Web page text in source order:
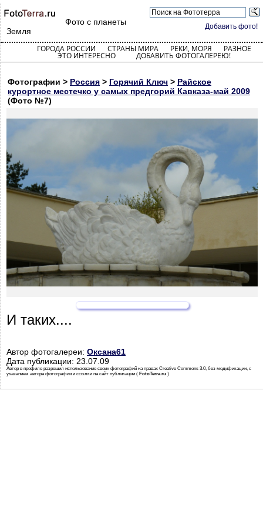
Добавить фото!
Фото с планеты
Земля
ГОРОДА РОССИИ СТРАНЫ МИРА РЕКИ, МОРЯ РАЗНОЕ
ЭТО ИНТЕРЕСНО ДОБАВИТЬ ФОТОГАЛЕРЕЮ!
Фотографии > Россия > Горячий Ключ > Райское
курортное местечко у самых предгорий Кавказа-май 2009
(Фото №7)
И таких....
Автор фотогалереи: Оксана61
Дата публикации: 23.07.09
Автор в профиле разрешил использование своих фотографий на правах Creative Commons 3.0, без модификации, с
указанием автора фотографии и ссылки на сайт публикации ( FotoTerra.ru )